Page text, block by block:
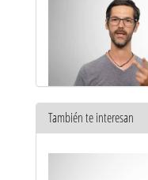
También te interesan